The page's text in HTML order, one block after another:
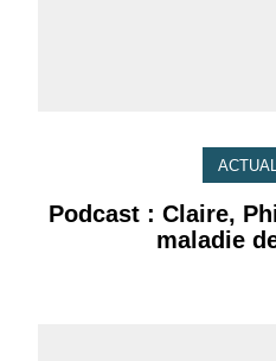
Podcast : Claire,
maladie